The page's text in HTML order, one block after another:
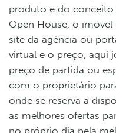
produto e do conceito
Open House, o
site da agência ou
virtual e o preço, aqui
preço de partida ou
com o proprietário
onde se reserva a
as melhores ofertas
no próprio dia pela